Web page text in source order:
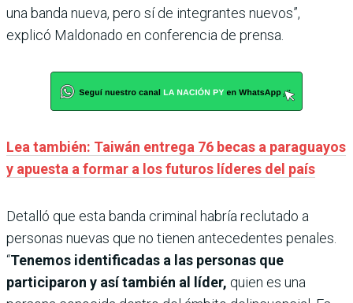
una banda nueva, pero sí de integrantes nuevos”,
explicó Maldonado en conferencia de prensa.
Lea también: Taiwán entrega 76 becas a paraguayos
y apuesta a formar a los futuros líderes del país
Detalló que esta banda criminal habría reclutado a
personas nuevas que no tienen antecedentes penales.
“Tenemos identificadas a las personas que
participaron y así también al líder, quien es una